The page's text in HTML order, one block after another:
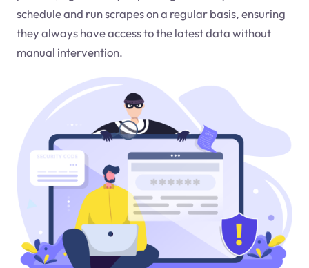
schedule and run scrapes on a regular basis, ensuring
they always have access to the latest data without
manual intervention.